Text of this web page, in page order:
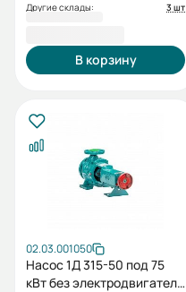
Другие склады:
3 шт
В корзину
02.03.001050
Насос 1Д 315-50 под 75
кВт без электродвигателя